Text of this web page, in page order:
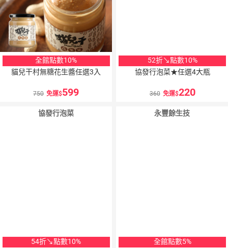
全館點數10%
貓兒干村無糖花生醬任選3入
750 免運 599
52折↘點數10%
協發行泡菜★任選4大瓶
360 免運 220
協發行泡菜
54折↘點數10%
永豐餘生技
全館點數5%